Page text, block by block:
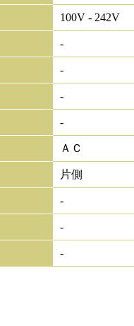
100V - 242V
-
-
-
-
ＡＣ
片側
-
-
-